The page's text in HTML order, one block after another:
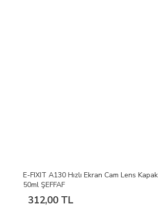
E-FIXIT A130 Hızlı Ekran Cam Lens Kapak
50ml ŞEFFAF
312,00 TL